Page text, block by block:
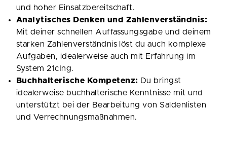
und hoher Einsatzbereitschaft.
Analytisches Denken und Zahlenverständnis:
Mit deiner schnellen Auffassungsgabe und deinem
starken Zahlenverständnis löst du auch komplexe
Aufgaben, idealerweise auch mit Erfahrung im
System 21cIng.
Buchhalterische Kompetenz: Du bringst
idealerweise buchhalterische Kenntnisse mit und
unterstützt bei der Bearbeitung von Saldenlisten
und Verrechnungsmaßnahmen.